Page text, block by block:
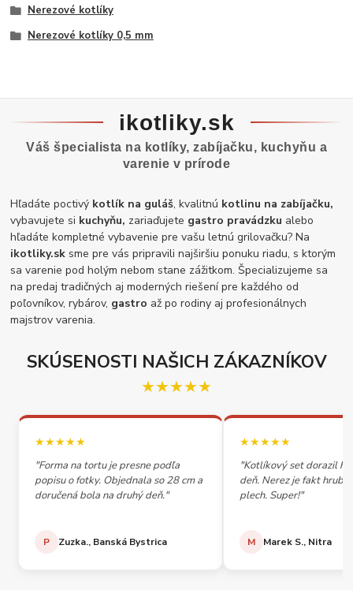
Nerezové kotlíky
Nerezové kotlíky 0,5 mm
ikotliky.sk
Váš špecialista na kotlíky, zabíjačku, kuchyňu a
varenie v prírode
Hľadáte poctivý kotlík na guláš, kvalitnú kotlinu na zabíjačku,
vybavujete si kuchyňu, zariaďujete gastro pravádzku alebo
hľadáte kompletné vybavenie pre vašu letnú grilovačku? Na
ikotliky.sk sme pre vás pripravili najširšiu ponuku riadu, s ktorým
sa varenie pod holým nebom stane zážitkom. Špecializujeme sa
na predaj tradičných aj moderných riešení pre každého od
poľovníkov, rybárov, gastro až po rodiny aj profesionálnych
majstrov varenia.
SKÚSENOSTI NAŠICH ZÁKAZNÍKOV
★★★★★
★★★★★
"Forma na tortu je presne podľa
popisu o fotky. Objednala so 28 cm a
doručená bola na druhý deň."
P Zuzka., Banská Bystrica
★★★★★
"Kotlíkový set dorazil
deň. Nerez je fakt
plech. Super!"
M Marek S., Nitra